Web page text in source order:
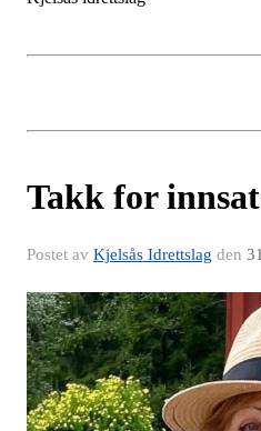
Takk for
Postet av Kjelsås Idrettslag den